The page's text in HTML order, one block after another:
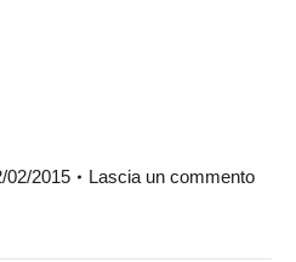
02/2015 Lascia un commento